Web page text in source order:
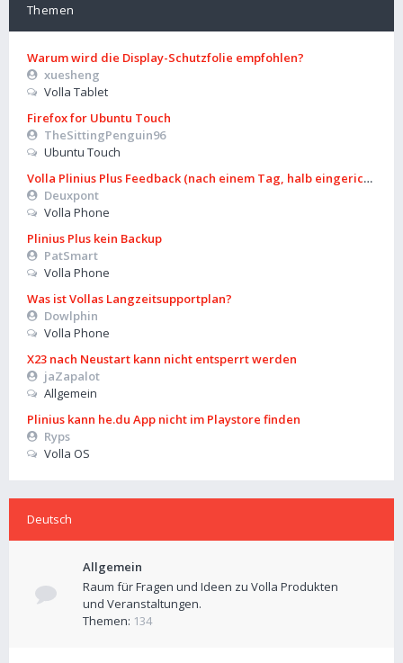
Themen
Warum wird die Display-Schutzfolie empfohlen?
xuesheng
Volla Tablet
Firefox for Ubuntu Touch
TheSittingPenguin96
Ubuntu Touch
Volla Plinius Plus Feedback (nach einem Tag, halb eingerichtet)
Deuxpont
Volla Phone
Plinius Plus kein Backup
PatSmart
Volla Phone
Was ist Vollas Langzeitsupportplan?
Dowlphin
Volla Phone
X23 nach Neustart kann nicht entsperrt werden
jaZapalot
Allgemein
Plinius kann he.du App nicht im Playstore finden
Ryps
Volla OS
Deutsch
Allgemein
Raum für Fragen und Ideen zu Volla Produkten
und Veranstaltungen.
Themen: 134